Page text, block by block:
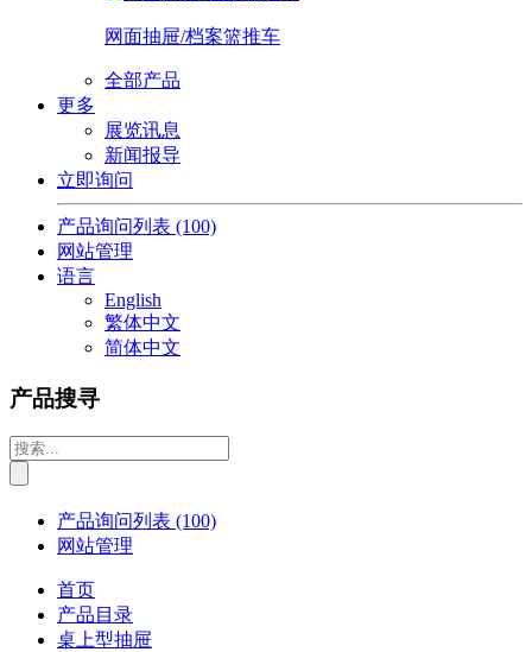
网面抽屉/档案篮推车
全部产品
更多
展览讯息
新闻报导
立即询问
产品询问列表 (100)
网站管理
语言
English
繁体中文
简体中文
产品搜寻
产品询问列表 (100)
网站管理
首页
产品目录
桌上型抽屉